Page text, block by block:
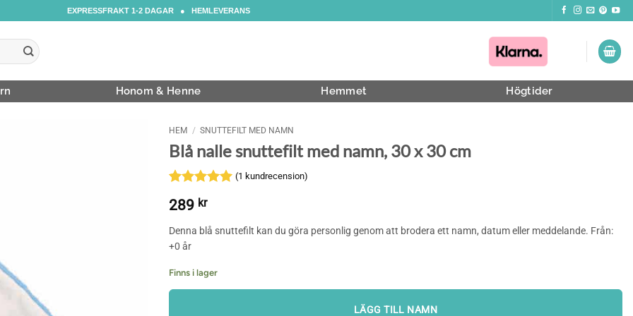
EXPRESSFRAKT 1-2 DAGAR ● HEMLEVERANS
Honom & Henne Hemmet Högtider
HEM / SNUTTEFILT MED NAMN
Blå nalle snuttefilt med namn, 30 x 30 cm
Betygsatt
av 5
kundrecension
(1 kundrecension)
289 kr
Denna blå snuttefilt kan du göra personlig genom att brodera ett namn, datum eller meddelande. Från:
+0 år
Finns i lager
LÄGG TILL NAMN